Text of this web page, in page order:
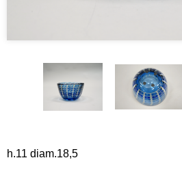
h.11 diam.18,5